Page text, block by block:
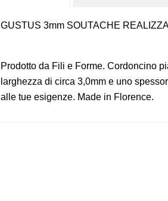
GUSTUS 3mm SOUTACHE
Prodotto da Fili e Forme. Cordoncino
larghezza di circa 3,0mm e uno
alle tue esigenze. Made in Florence.